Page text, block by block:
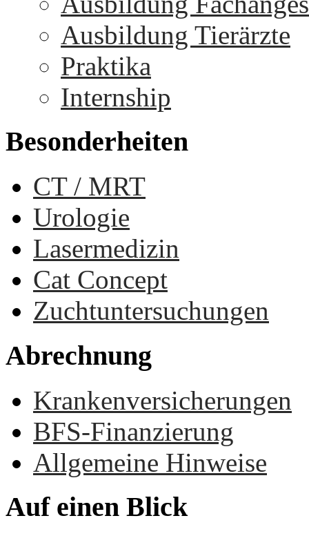
Ausbildung Tierärzte
Praktika
Internship
Besonderheiten
CT / MRT
Urologie
Lasermedizin
Cat Concept
Zuchtuntersuchungen
Abrechnung
Krankenversicherungen
BFS-Finanzierung
Allgemeine Hinweise
Auf einen Blick